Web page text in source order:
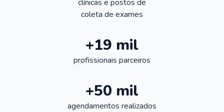
clínicas e postos de
coleta de exames
+19 mil
profissionais parceiros
+50 mil
agendamentos realizados